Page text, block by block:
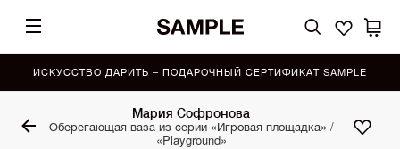
ИСКУССТВО ДАРИТЬ – ПОДАРОЧНЫЙ СЕРТИФИКАТ SAMPLE
Мария Софронова
Оберегающая ваза из серии «Игровая площадка» /
«Playground»